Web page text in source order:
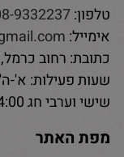
טלפון:9332237
אימייל:
כתובת: רחוב
שעות פעילות: א'-ה' 9:00-19:00
שישי וערבי חג 8:30-14:00
מפת האתר